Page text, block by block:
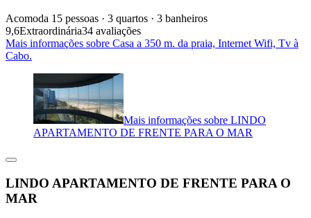
Acomoda 15 pessoas · 3 quartos · 3 banheiros
9,6Extraordinária34 avaliações
Mais informações sobre Casa a 350 m. da praia, Internet Wifi, Tv à
Cabo.
Mais informações sobre LINDO
APARTAMENTO DE FRENTE PARA O MAR
LINDO APARTAMENTO DE FRENTE PARA O
MAR